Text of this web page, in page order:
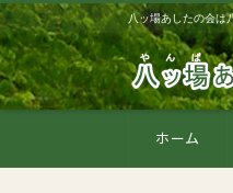
八ッ場あしたの会は
ホーム